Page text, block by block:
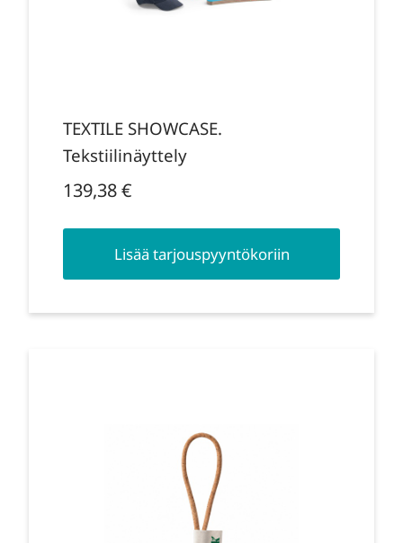
TEXTILE SHOWCASE.
Tekstiilinäyttely
139,38€
Lisää tarjouspyyntökoriin